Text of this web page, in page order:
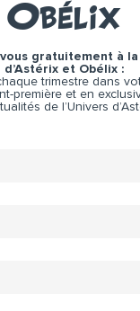
Obélix
vous gratuitement à la
d’Astérix et Obélix :
trimestre dans
première et en
de l’Univers